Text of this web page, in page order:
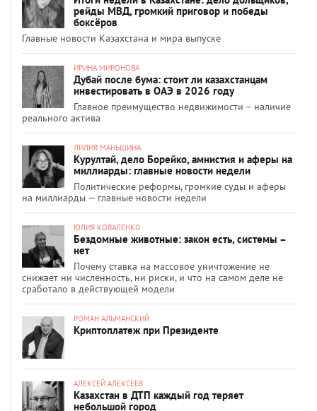
рейды МВД, громкий приговор и победы
боксёров
Главные новости Казахстана и мира выпуске
ИРИНА МИРОНОВА
Дубай после бума: стоит ли казахстанцам
инвестировать в ОАЭ в 2026 году
Главное преимущество недвижимости – наличие
реального актива
ЛИЛИЯ МАНЬШИНА
Курултай, дело Борейко, амнистия и аферы на
миллиарды: главные новости недели
Политические реформы, громкие суды и аферы
на миллиарды — главные новости недели
ЮЛИЯ КОВАЛЕНКО
Бездомные животные: закон есть, системы –
нет
Почему ставка на массовое уничтожение не
снижает ни численность, ни риски, и что на самом деле не
сработало в действующей модели
РОМАН АЛЬМАНСКИЙ
Криптоплатеж при Президенте
АЛЕКСЕЙ АЛЕКСЕЕВ
Казахстан в ДТП каждый год теряет
небольшой город